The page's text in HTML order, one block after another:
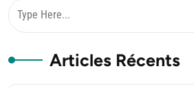
Articles Récents